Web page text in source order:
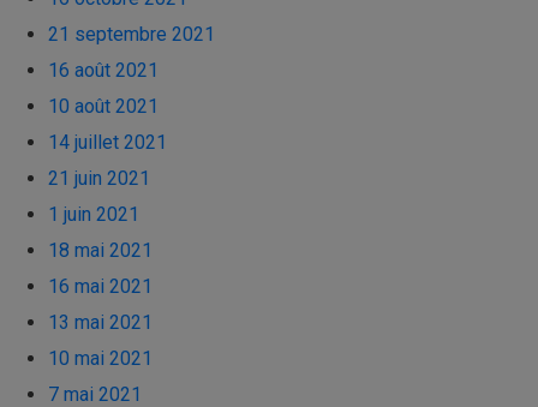
21 septembre 2021
16 août 2021
10 août 2021
14 juillet 2021
21 juin 2021
1 juin 2021
18 mai 2021
16 mai 2021
13 mai 2021
10 mai 2021
7 mai 2021